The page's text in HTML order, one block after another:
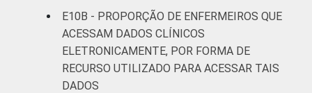
E10B - PROPORÇÃO DE ENFERMEIROS QUE
ACESSAM DADOS CLÍNICOS
ELETRONICAMENTE, POR FORMA DE
RECURSO UTILIZADO PARA ACESSAR TAIS
DADOS